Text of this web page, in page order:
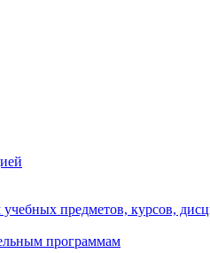
предметов, курсов,
программам